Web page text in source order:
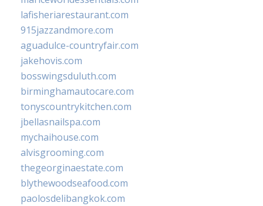
lafisheriarestaurant.com
915jazzandmore.com
aguadulce-countryfair.com
jakehovis.com
bosswingsduluth.com
birminghamautocare.com
tonyscountrykitchen.com
jbellasnailspa.com
mychaihouse.com
alvisgrooming.com
thegeorginaestate.com
blythewoodseafood.com
paolosdelibangkok.com